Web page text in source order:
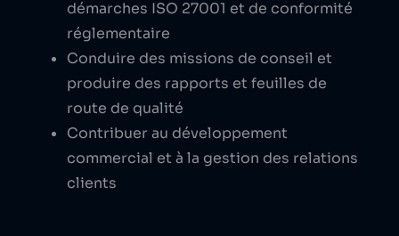
démarches ISO 27001 et de conformité
réglementaire
Conduire des missions de conseil et
produire des rapports et feuilles de
route de qualité
Contribuer au développement
commercial et à la gestion des relations
clients